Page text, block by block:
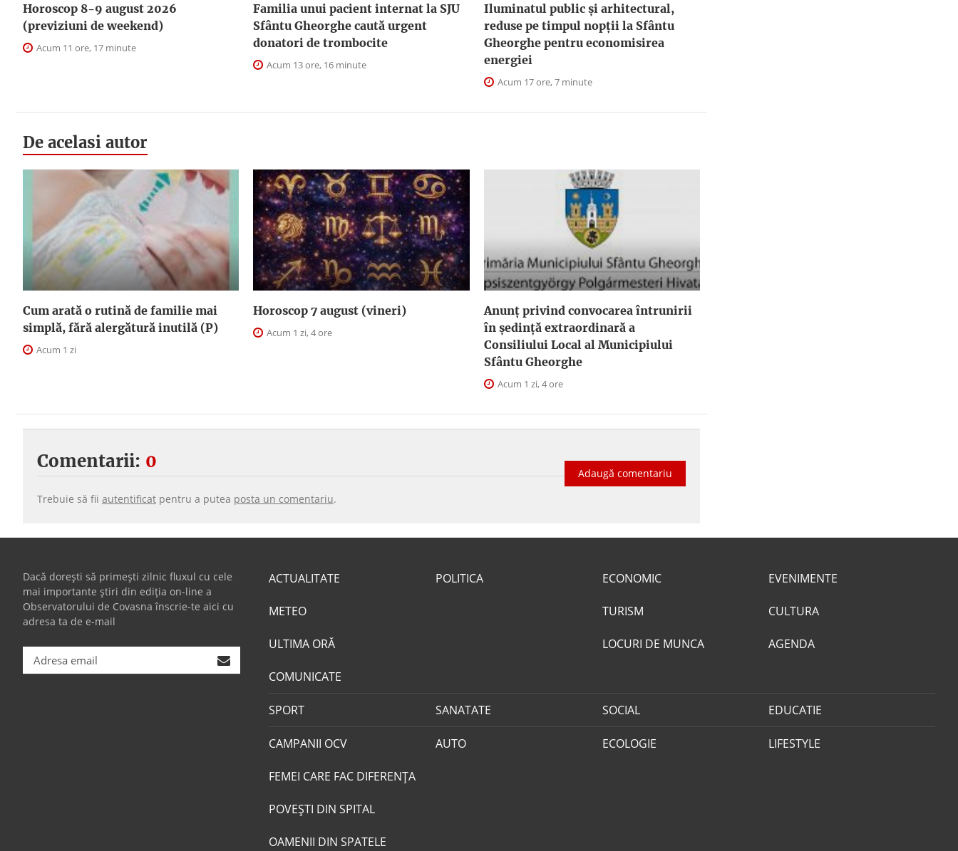
Horoscop 8-9 august 2026
(previziuni de weekend)
Acum 11 ore, 17 minute
Familia unui pacient internat la SJU
Sfântu Gheorghe caută urgent
donatori de trombocite
Acum 13 ore, 16 minute
Iluminatul public şi arhitectural,
reduse pe timpul nopţii la Sfântu
Gheorghe pentru economisirea
energiei
Acum 17 ore, 7 minute
De acelasi autor
Cum arată o rutină de familie mai
simplă, fără alergătură inutilă (P)
Acum 1 zi
Horoscop 7 august (vineri)
Acum 1 zi, 4 ore
Anunţ privind convocarea întrunirii
în şedinţă extraordinară a
Consiliului Local al Municipiului
Sfântu Gheorghe
Acum 1 zi, 4 ore
Comentarii: 0
Adaugă comentariu
Trebuie să fii autentificat pentru a putea posta un comentariu.
Dacă dorești să primești zilnic fluxul cu cele
mai importante știri din ediția on-line a
Observatorului de Covasna înscrie-te aici cu
adresa ta de e-mail
ACTUALITATE
METEO
ULTIMA ORĂ
COMUNICATE
POLITICA ECONOMIC
TURISM
LOCURI DE MUNCA
EVENIMENTE
CULTURA
AGENDA
SPORT SANATATE SOCIAL EDUCATIE
CAMPANII OCV
FEMEI CARE FAC DIFERENȚA
POVEŞTI DIN SPITAL
OAMENII DIN SPATELE
AUTO ECOLOGIE LIFESTYLE